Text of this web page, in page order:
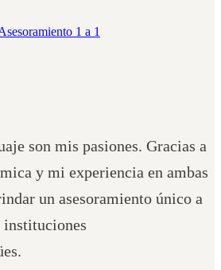
1 a 1
son mis pasiones. Gracias a
y mi experiencia en ambas
un asesoramiento único a
instituciones